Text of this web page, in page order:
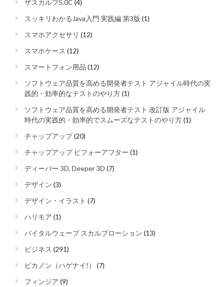
ザスカルプ5.0C (4)
スッキリわかるJava入門 実践編 第3版 (1)
スマホアクセサリ (12)
スマホケース (12)
スマートフォン用品 (12)
ソフトウェア品質を高める開発者テスト アジャイル時代の実
践的・効率的なテストのやり方(1)
ソフトウェア品質を高める開発者テスト 改訂版 アジャイル
時代の実践的・効率的でスムーズなテストのやり方(1)
チャップアップ(20)
チャップアップ ビフォーアフター (1)
ディーパー 3D, Deeper 3D (7)
デザイン (3)
デザイン・イラスト (7)
ハリモア (1)
バイタルウェーブ スカルプローション (13)
ビジネス (291)
ピカノン（ハゲナイ!）
(7)
フィンジア (9)